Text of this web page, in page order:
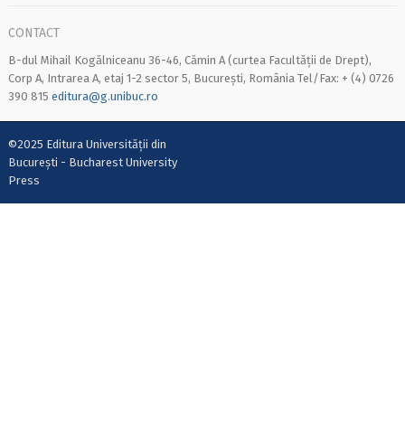
CONTACT
B-dul Mihail Kogălniceanu 36-46, Cămin A (curtea Facultății de Drept),
Corp A, Intrarea A, etaj 1-2 sector 5, București, România Tel/Fax: + (4) 0726
390 815 editura@g.unibuc.ro
©2025 Editura Universității din
București - Bucharest University
Press